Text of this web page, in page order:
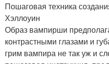
Пошаговая техника
Хэллоуин
Образ вампирши
контрастными глазами и
грим вампира не так уж и